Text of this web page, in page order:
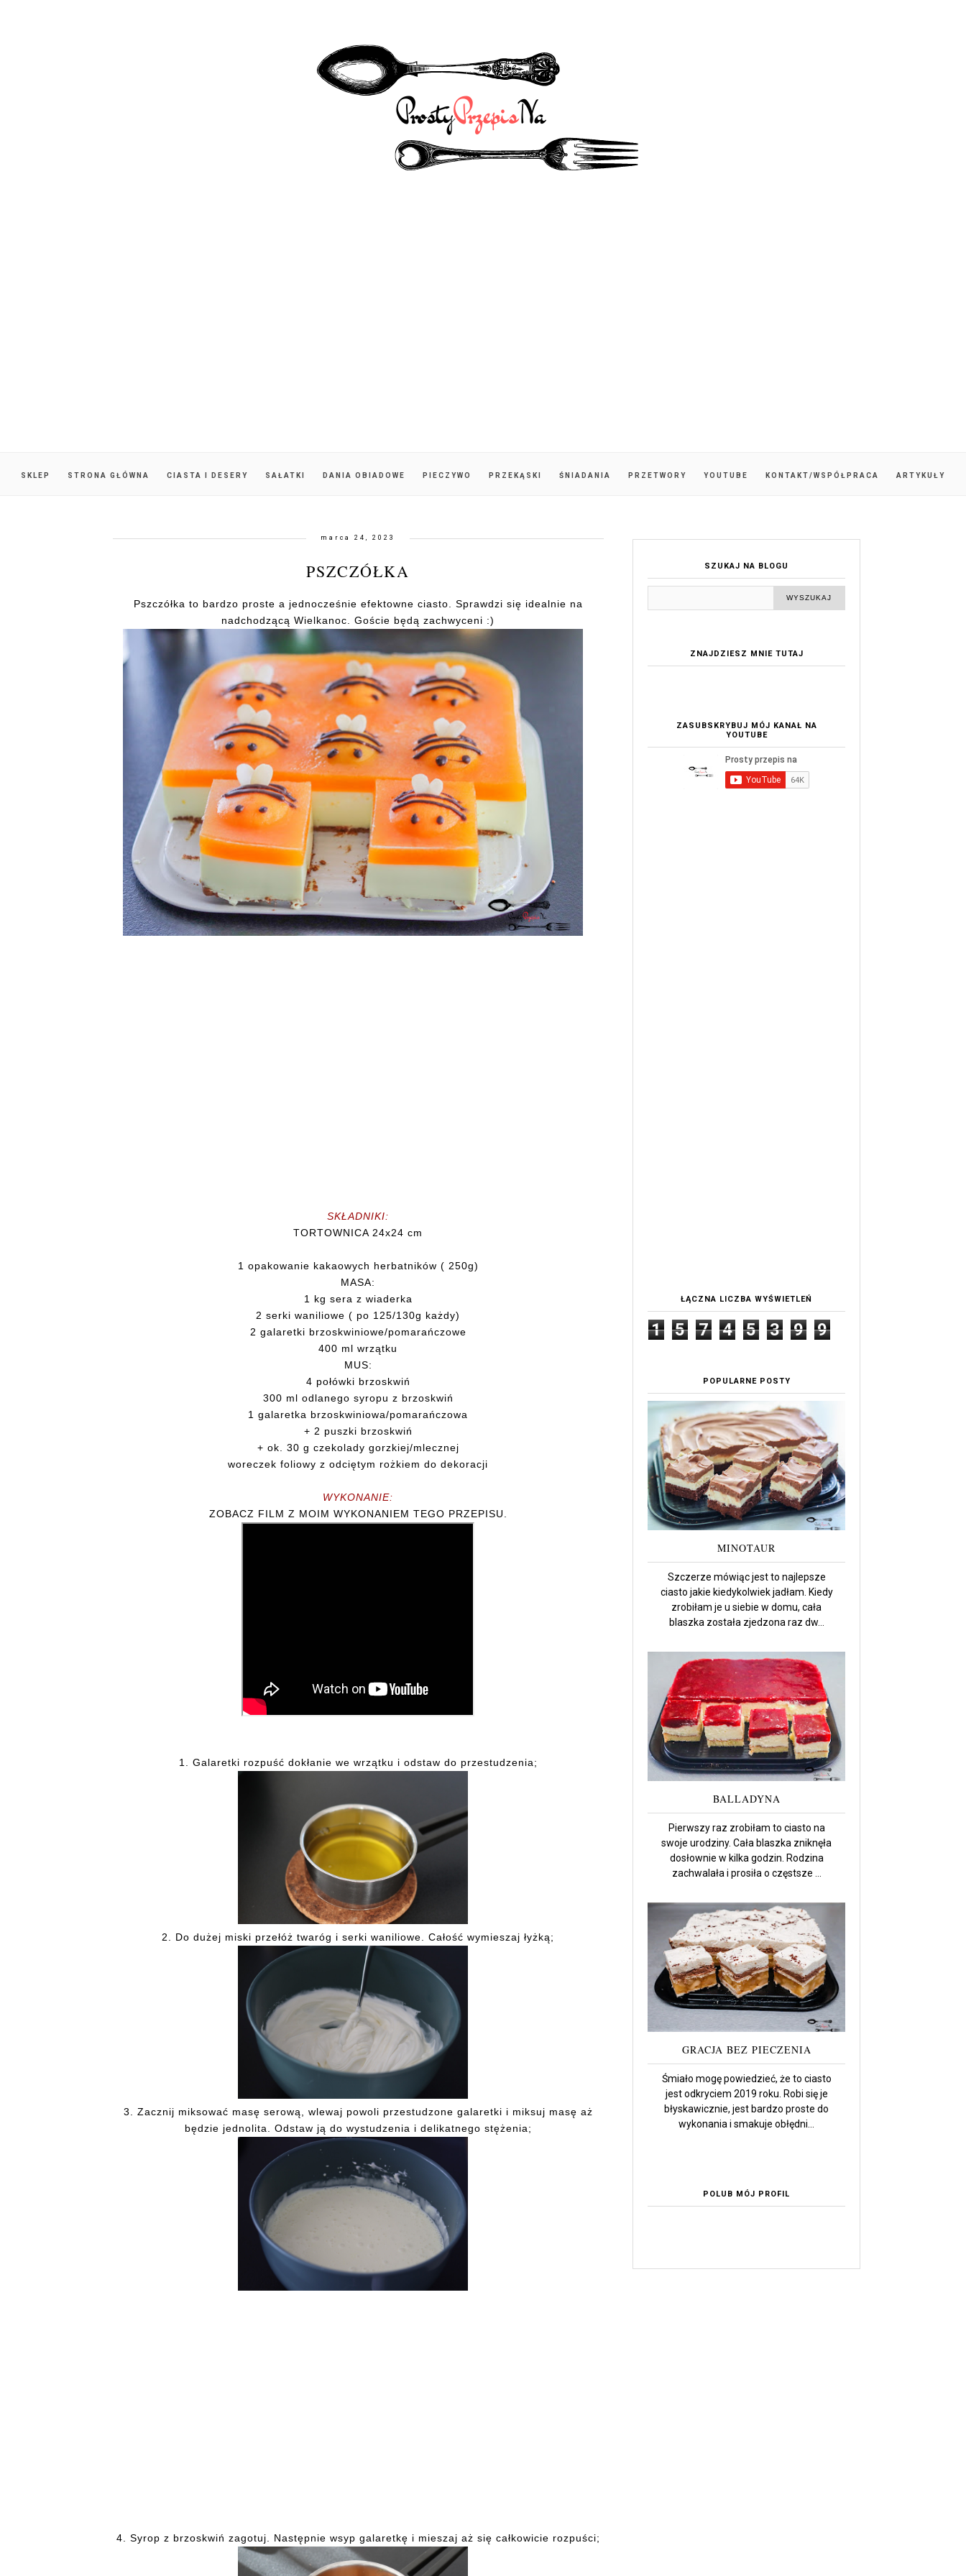
SKLEP STRONA GŁÓWNA CIASTA I DESERY SAŁATKI DANIA OBIADOWE PIECZYWO PRZEKĄSKI ŚNIADANIA PRZETWORY YOUTUBE KONTAKT/WSPÓŁPRACA ARTYKUŁY
marca 24, 2023
PSZCZÓŁKA
Pszczółka to bardzo proste a jednocześnie efektowne ciasto. Sprawdzi się idealnie na
nadchodzącą Wielkanoc. Goście będą zachwyceni :)
SKŁADNIKI:
TORTOWNICA 24x24 cm
1 opakowanie kakaowych herbatników ( 250g)
MASA:
1 kg sera z wiaderka
2 serki waniliowe ( po 125/130g każdy)
2 galaretki brzoskwiniowe/pomarańczowe
400 ml wrzątku
MUS:
4 połówki brzoskwiń
300 ml odlanego syropu z brzoskwiń
1 galaretka brzoskwiniowa/pomarańczowa
+ 2 puszki brzoskwiń
+ ok. 30 g czekolady gorzkiej/mlecznej
woreczek foliowy z odciętym rożkiem do dekoracji
WYKONANIE:
ZOBACZ FILM Z MOIM WYKONANIEM TEGO PRZEPISU.
1. Galaretki rozpuść dokłanie we wrzątku i odstaw do przestudzenia;
2. Do dużej miski przełóż twaróg i serki waniliowe. Całość wymieszaj łyżką;
3. Zacznij miksować masę serową, wlewaj powoli przestudzone galaretki i miksuj masę aż
będzie jednolita. Odstaw ją do wystudzenia i delikatnego stężenia;
4. Syrop z brzoskwiń zagotuj. Następnie wsyp galaretkę i mieszaj aż się całkowicie rozpuści;
SZUKAJ NA BLOGU
ZNAJDZIESZ MNIE TUTAJ
ZASUBSKRYBUJ MÓJ KANAŁ NA
YOUTUBE
ŁĄCZNA LICZBA WYŚWIETLEŃ
1 5 7 4 5 3 9 9
POPULARNE POSTY
MINOTAUR
Szczerze mówiąc jest to najlepsze
ciasto jakie kiedykolwiek jadłam. Kiedy
zrobiłam je u siebie w domu, cała
blaszka została zjedzona raz dw...
BALLADYNA
Pierwszy raz zrobiłam to ciasto na
swoje urodziny. Cała blaszka zniknęła
dosłownie w kilka godzin. Rodzina
zachwalała i prosiła o częstsze ...
GRACJA BEZ PIECZENIA
Śmiało mogę powiedzieć, że to ciasto
jest odkryciem 2019 roku. Robi się je
błyskawicznie, jest bardzo proste do
wykonania i smakuje obłędni...
POLUB MÓJ PROFIL